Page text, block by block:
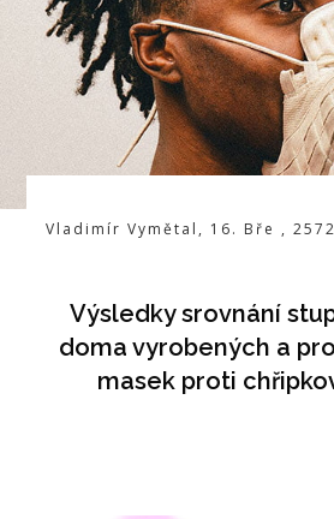
Vladimír Vymětal, 16. Bře,2572
Výsledky srovnání
doma vyrobených a
masek proti